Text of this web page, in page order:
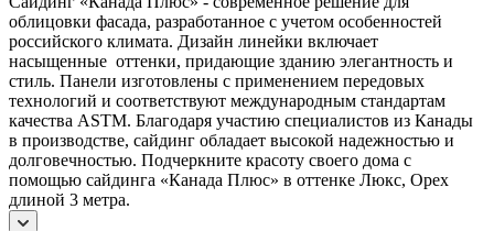
облицовки фасада, разработанное с учетом особенностей
российского климата. Дизайн линейки включает
насыщенные оттенки, придающие зданию элегантность и
стиль. Панели изготовлены с применением передовых
технологий и соответствуют международным стандартам
качества ASTM. Благодаря участию специалистов из Канады
в производстве, сайдинг обладает высокой надежностью и
долговечностью. Подчеркните красоту своего дома с
помощью сайдинга «Канада Плюс» в оттенке Люкс, Орех
длиной 3 метра.